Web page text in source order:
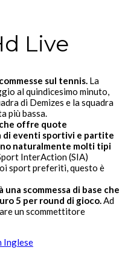
Live
sul tennis. La
al quindicesimo minuto,
di Demizes e la squadra
più bassa.
offre quote
di eventi sportivi e partite
naturalmente molti tipi
InterAction (SIA)
sport preferiti, questo è
scommessa di base che
5 per round di gioco.Ad
un scommettitore
Inglese